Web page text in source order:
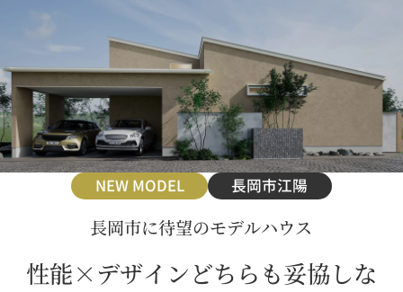
NEW MODEL 長岡市江陽
長岡市に待望のモデルハウス
性能×デザインどちらも妥協しな